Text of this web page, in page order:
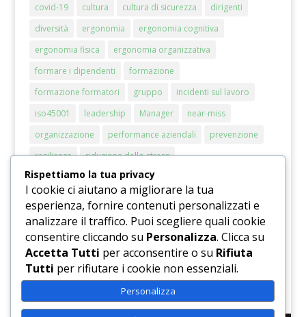
covid-19
cultura cultura di sicurezza
dirigenti
diversità
ergonomia
ergonomia cognitiva
ergonomia fisica
ergonomia organizzativa
formare i dipendenti
formazione
formazione formatori
gruppo
incidenti sul lavoro
iso45001
leadership Manager
near-miss
organizzazione
performance aziendali
prevenzione
resilienza
riduzione dello stress
riduzione del rischio stress
rischi chimici
sicurezza sul lavoro
sostenibilità
stress
stress lavorativo
stress lavoro correlato
strumento di valutazione
valutazione del rischio
Rispettiamo la tua privacy
I cookie ci aiutano a migliorare la tua
esperienza, fornire contenuti personalizzati e
analizzare il traffico. Puoi scegliere quali cookie
consentire cliccando su Personalizza. Clicca su
Accetta Tutti per acconsentire o su Rifiuta
Tutti per rifiutare i cookie non essenziali.
Personalizza